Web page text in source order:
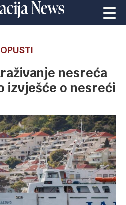
nesreća
izvješće o nesreći